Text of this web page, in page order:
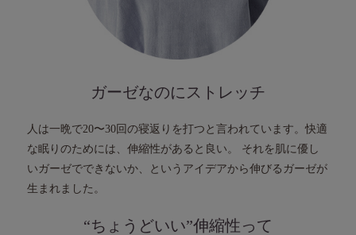
ガーゼなのにストレッチ
人は一晩で20〜30回の寝返りを打つと言われています。快適
な眠りのためには、伸縮性があると良い。 それを肌に優し
いガーゼでできないか、という アイデアから伸びるガーゼが
生まれました。
“ちょうどいい”伸縮性って